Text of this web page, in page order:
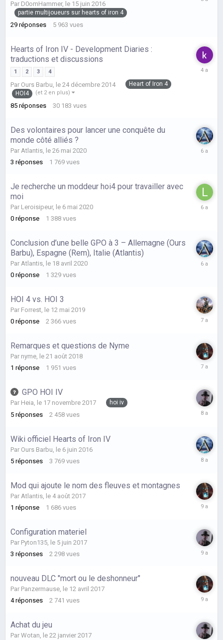
Par D0omHammer, le 15 juin 2016
partie multijoueurs sur hearts of iron 4
29 réponses 5 963 vues
Hearts of Iron IV - Development Diaries :
traductions et discussions
1 2 3 4
Par Ours Barbu le 24 décembre 2014
Heart of Iron 4
HOI4
(et 2 en plus)
85 réponses 30 183 vues
Des volontaires pour lancer une conquête du
monde côté alliés ?
Par Atlantis
le 26 mai 2020
3 réponses 1 769 vues
Je recherche un moddeur hoi4 pour travailler avec
moi
Par Leroisipeur, le 6 mai 2020
0 réponse 1 388 vues
Conclusion d’une belle GPO à 3 – Allemagne (Ours
Barbu), Espagne (Rem), Italie (Atlantis)
Par Atlantis
le 18 avril 2020
0 réponse 1 329 vues
HOI 4 vs. HOI 3
Par Forrest
le 12 mai 2019
0 réponse 2 366 vues
2019
Remarques et questions de Nyme
Par nyme
le 21 août 2018
1 réponse 1 951 vues
2018
GPO HOI IV
Par Heia le 17 novembre 2017 hoi iv
5 réponses 2 458 vues
2017
Wiki officiel Hearts of Iron IV
Par Ours Barbu le 6 juin 2016
5 réponses 3 769 vues
2017
Mod qui ajoute le nom des fleuves et montagnes
Par Atlantis le 4 août 2017
1 réponse 1 686 vues
2017
Configuration materiel
Par Pyton135 le 5 juin 2017
3 réponses 2 298 vues
2017
nouveau DLC "mort ou le deshonneur"
Par Panzermause le 12 avril 2017
4 réponses 2 741 vues
2017
Achat du jeu
Par Wotan le 22 janvier 2017